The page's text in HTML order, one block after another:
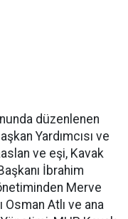
düzenlenen
Yardımcısı ve
ve eşi, Kavak
İbrahim
Merve
Osman Atlı ve ana